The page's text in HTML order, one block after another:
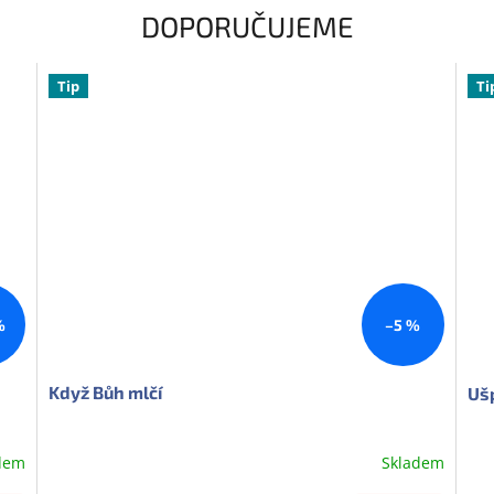
DOPORUČUJEME
Tip
–5 %
Když Bůh mlčí
Skladem